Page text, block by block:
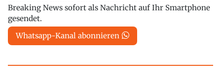
Breaking News sofort als Nachricht auf Ihr Smartphone
gesendet.
Whatsapp-Kanal abonnieren